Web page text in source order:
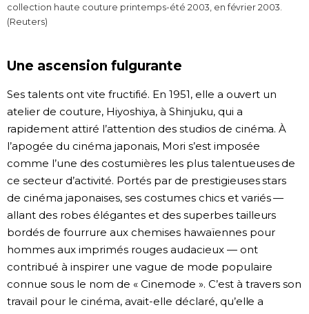
collection haute couture printemps-été 2003, en février 2003.
(Reuters)
Une ascension fulgurante
Ses talents ont vite fructifié. En 1951, elle a ouvert un
atelier de couture, Hiyoshiya, à Shinjuku, qui a
rapidement attiré l’attention des studios de cinéma. À
l’apogée du cinéma japonais, Mori s’est imposée
comme l’une des costumières les plus talentueuses de
ce secteur d’activité. Portés par de prestigieuses stars
de cinéma japonaises, ses costumes chics et variés —
allant des robes élégantes et des superbes tailleurs
bordés de fourrure aux chemises hawaïennes pour
hommes aux imprimés rouges audacieux — ont
contribué à inspirer une vague de mode populaire
connue sous le nom de « Cinemode ». C’est à travers son
travail pour le cinéma, avait-elle déclaré, qu’elle a